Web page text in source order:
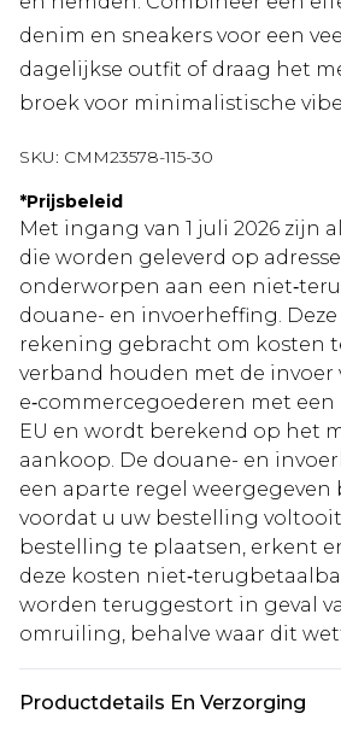
denim en sneakers voor een
dagelijkse outfit of draag het
broek voor minimalistische
SKU: CMM23578-115-30
*Prijsbeleid
Met ingang van 1 juli 2026 zijn
die worden geleverd op
onderworpen aan een
douane- en invoerheffing.
rekening gebracht om kosten
verband houden met de invoer
e‑commercegoederen met
EU en wordt berekend op het
aankoop. De douane- en
een aparte regel weergegeven
voordat u uw bestelling
bestelling te plaatsen, erkent
deze kosten
worden teruggestort in geval
omruiling, behalve waar dit
Productdetails En Verzorging